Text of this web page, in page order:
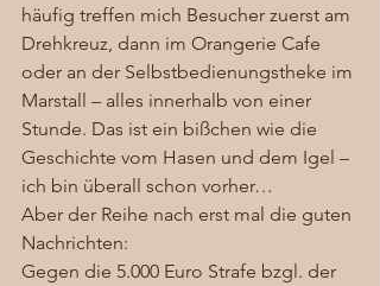
häufig treffen mich Besucher zuerst am
Drehkreuz, dann im Orangerie Cafe
oder an der Selbstbedienungstheke im
Marstall – alles innerhalb von einer
Stunde. Das ist ein bißchen wie die
Geschichte vom Hasen und dem Igel –
ich bin überall schon vorher…
Aber der Reihe nach erst mal die guten
Nachrichten:
Gegen die 5.000 Euro Strafe bzgl. der